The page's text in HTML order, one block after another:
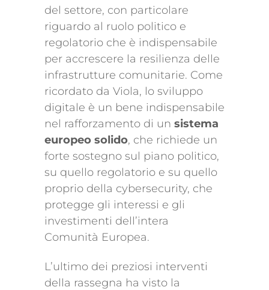
del settore, con particolare
riguardo al ruolo politico e
regolatorio che è indispensabile
per accrescere la resilienza delle
infrastrutture comunitarie. Come
ricordato da Viola, lo sviluppo
digitale è un bene indispensabile
nel rafforzamento di un sistema
europeo solido, che richiede un
forte sostegno sul piano politico,
su quello regolatorio e su quello
proprio della cybersecurity, che
protegge gli interessi e gli
investimenti dell’intera
Comunità Europea.
L’ultimo dei preziosi interventi
della rassegna ha visto la